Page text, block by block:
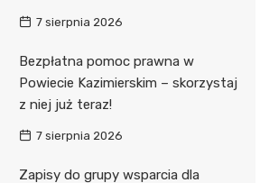
7 sierpnia 2026
Bezpłatna pomoc prawna w
Powiecie Kazimierskim – skorzystaj
z niej już teraz!
7 sierpnia 2026
Zapisy do grupy wsparcia dla